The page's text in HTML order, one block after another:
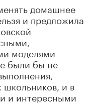
домашнее
и предложила
моделями
были бы не
и в
и интересными